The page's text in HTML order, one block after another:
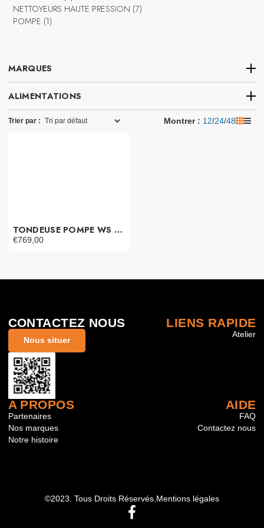
produits
NETTOYEURS HAUTE PRESSION 77
POMPE 11
MARQUES
Honda
ALIMENTATIONS
Trier par : Montrer : 12/24/48
TONDEUSE POMPE WS 15 TE
€769,00
CONTACTEZ NOUS
Nous situer
LIENS RAPIDE
Atelier
A PROPOS
Partenaires
Nos marques
Notre histoire
AIDE
FAQ
Contactez nous
©2023. Tous Droits Réservés. Mentions légales